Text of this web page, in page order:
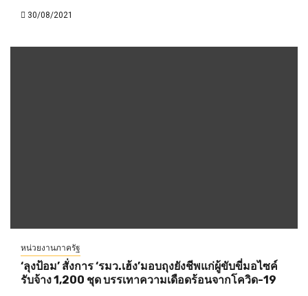
30/08/2021
หน่วยงานภาครัฐ
‘ลุงป้อม’ สั่งการ ‘รมว.เฮ้ง’มอบถุงยังชีพแก่ผู้ขับขี่มอไซค์
รับจ้าง 1,200 ชุด บรรเทาความเดือดร้อนจากโควิด-19